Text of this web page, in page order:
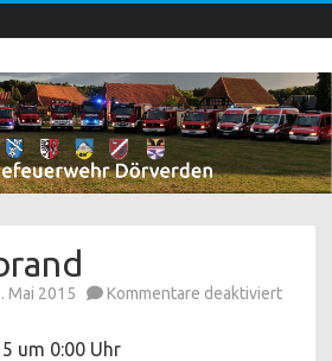
Dörverden
Direkt
zum
Inhalt
springen
Mai 2015 Kommentare deaktiviertfür
um 0:00 Uhr